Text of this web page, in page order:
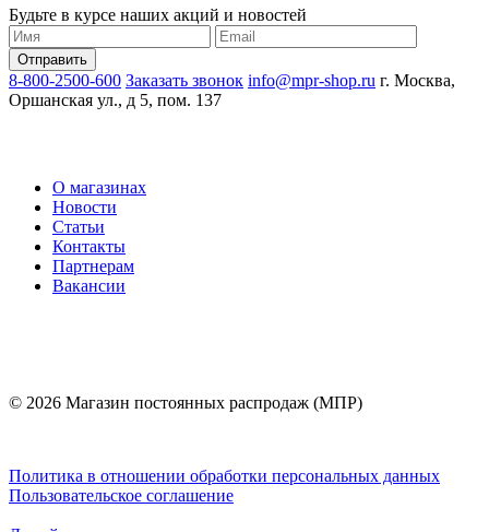
Будьте в курсе наших акций и новостей
8-800-2500-600 Заказать звонок info@mpr-shop.ru г. Москва,
Оршанская ул., д 5, пом. 137
О магазинах
Новости
Статьи
Контакты
Партнерам
Вакансии
© 2026 Магазин постоянных распродаж (МПР)
Политика в отношении обработки персональных данных
Пользовательское соглашение